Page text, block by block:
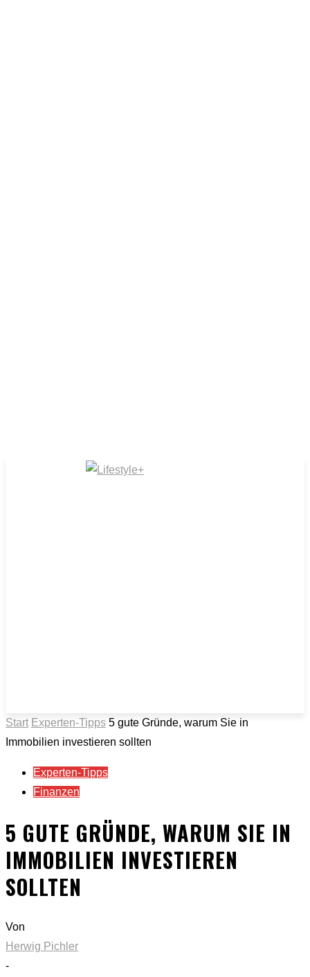
Start Experten-Tipps 5 gute Gründe, warum Sie in
Immobilien investieren sollten
Experten-Tipps
Finanzen
5 GUTE GRÜNDE, WARUM SIE IN
IMMOBILIEN INVESTIEREN
SOLLTEN
Von
Herwig Pichler
-